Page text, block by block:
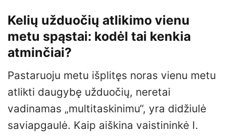
Kelių užduočių atlikimo vienu
metu spąstai: kodėl tai kenkia
atminčiai?
Pastaruoju metu išplitęs noras vienu metu
atlikti daugybę užduočių, neretai
vadinamas „multitaskinimu“, yra didžiulė
saviapgaulė. Kaip aiškina vaistininkė I.